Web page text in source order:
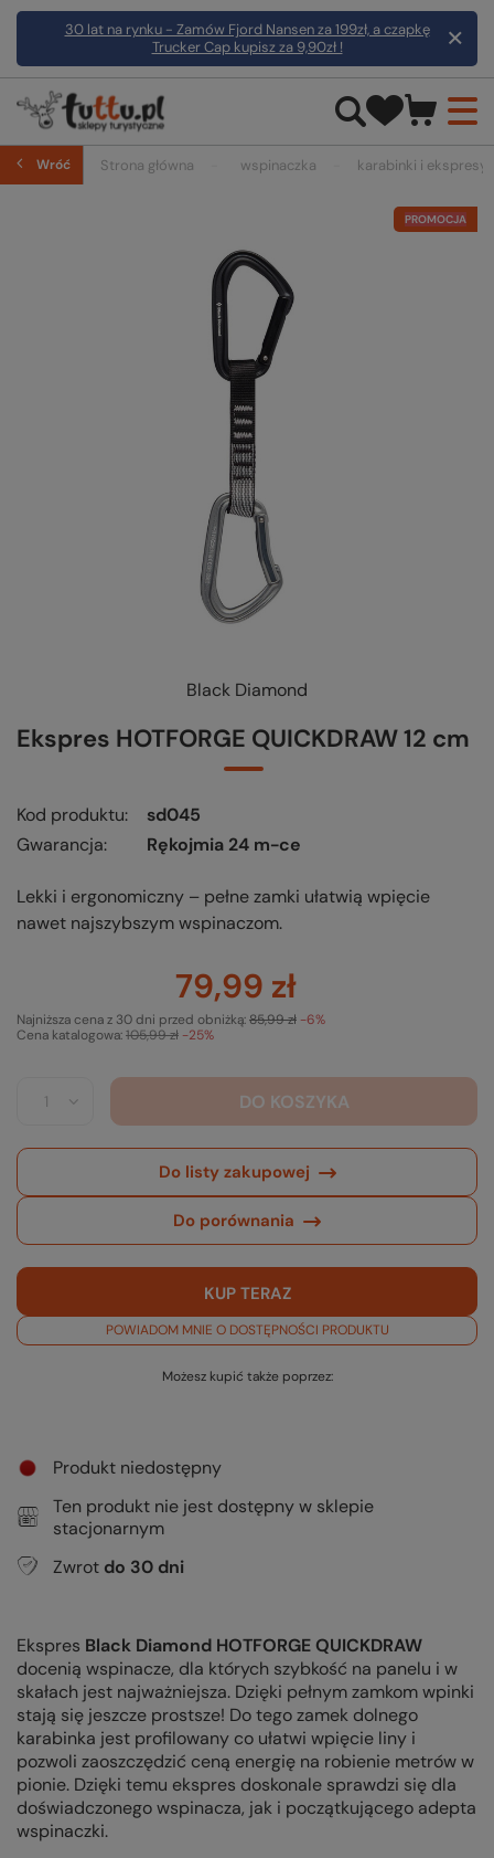
30 lat na rynku - Zamów Fjord Nansen za 199zł, a czapkę
Trucker Cap kupisz za 9,90zł !
Wróć Strona główna wspinaczka karabinki i ekspresy
PROMOCJA
Black Diamond
Ekspres HOTFORGE QUICKDRAW 12 cm
Kod produktu
sd045
Gwarancja
Rękojmia 24 m-ce
Lekki i ergonomiczny – pełne zamki ułatwią wpięcie
nawet najszybszym wspinaczom.
79,99 zł
Cena katalogowa:105,99 zł -25%
Najniższa cena z 30 dni przed obniżką:85,99 zł -6%
DO KOSZYKA
Do listy zakupowej
Do porównania
KUP TERAZ
POWIADOM MNIE O DOSTĘPNOŚCI PRODUKTU
Możesz kupić także poprzez:
Produkt niedostępny
Ten produkt nie jest dostępny w sklepie
stacjonarnym
Zwrot do 30 dni
Ekspres Black Diamond HOTFORGE QUICKDRAW
docenią wspinacze, dla których szybkość na panelu i w
skałach jest najważniejsza. Dzięki pełnym zamkom wpinki
stają się jeszcze prostsze! Do tego zamek dolnego
karabinka jest profilowany co ułatwi wpięcie liny i
pozwoli zaoszczędzić ceną energię na robienie metrów w
pionie. Dzięki temu ekspres doskonale sprawdzi się dla
doświadczonego wspinacza, jak i początkującego adepta
wspinaczki.